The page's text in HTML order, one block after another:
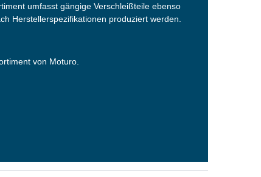
umfasst gängige Verschleißteile ebenso
Herstellerspezifikationen produziert werden.
von Moturo.